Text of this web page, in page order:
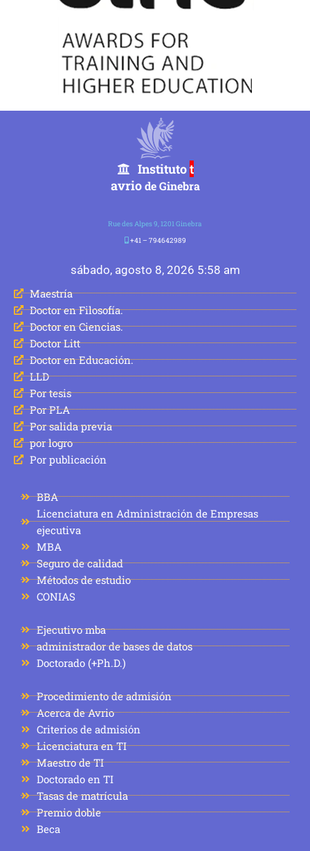
Institutot
avrio de Ginebra
Rue des Alpes 9, 1201 Ginebra
+41 – 794642989
sábado, agosto 8, 2026 5:58 am
Maestría
Doctor en Filosofía.
Doctor en Ciencias.
Doctor Litt
Doctor en Educación.
LLD
Por tesis
Por PLA
Por salida previa
por logro
Por publicación
BBA
Licenciatura en Administración de Empresas
ejecutiva
MBA
Seguro de calidad
Métodos de estudio
CONIAS
Ejecutivo mba
administrador de bases de datos
Doctorado (+Ph.D.)
Procedimiento de admisión
Acerca de Avrio
Criterios de admisión
Licenciatura en TI
Maestro de TI
Doctorado en TI
Tasas de matrícula
Premio doble
Beca